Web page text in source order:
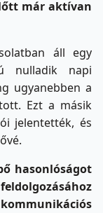
már aktívan
áll egy
nulladik napi
ugyanebben a
Ezt a másik
jelentették, és
hasonlóságot